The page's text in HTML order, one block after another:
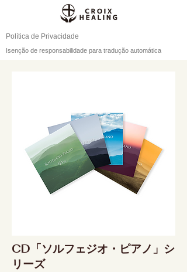
Política de Privacidade
Isenção de responsabilidade para tradução automática
CD「ソルフェジオ・ピアノ」シ
リーズ